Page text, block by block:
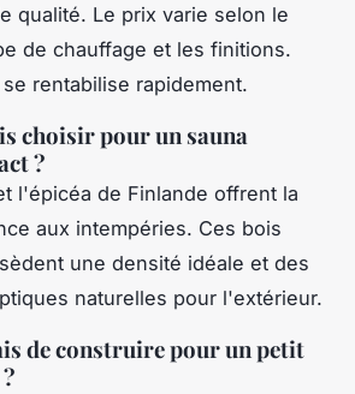
qualité. Le prix varie selon le
de chauffage et les finitions.
rentabilise rapidement.
choisir pour un sauna
?
l'épicéa de Finlande offrent la
aux intempéries. Ces bois
une densité idéale et des
naturelles pour l'extérieur.
de construire pour un petit